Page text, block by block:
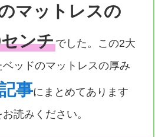
マットレスの
ンチでした。この2大
ッドのマットレスの厚み
事にまとめてあります
読みください。